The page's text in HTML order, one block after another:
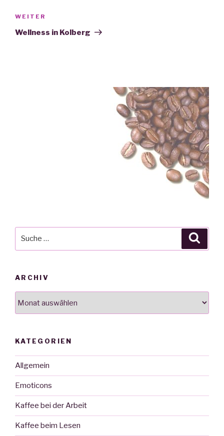
Nächster
Beitrag
WEITER
Wellness in Kolberg
ARCHIV
KATEGORIEN
Allgemein
Emoticons
Kaffee bei der Arbeit
Kaffee beim Lesen